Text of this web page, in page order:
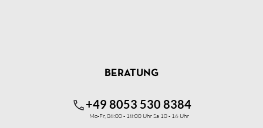
BERATUNG
+49 8053 530 8384
Mo-Fr, 08:00 - 18:00 Uhr Sa 10 - 16 Uhr